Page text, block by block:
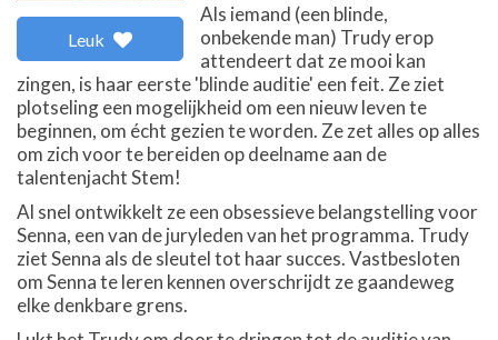
Leuk
Als iemand (een blinde,
onbekende man) Trudy erop
attendeert dat ze mooi kan
zingen, is haar eerste 'blinde auditie' een feit. Ze ziet
plotseling een mogelijkheid om een nieuw leven te
beginnen, om écht gezien te worden. Ze zet alles op alles
om zich voor te bereiden op deelname aan de
talentenjacht Stem!
Al snel ontwikkelt ze een obsessieve belangstelling voor
Senna, een van de juryleden van het programma. Trudy
ziet Senna als de sleutel tot haar succes. Vastbesloten
om Senna te leren kennen overschrijdt ze gaandeweg
elke denkbare grens.